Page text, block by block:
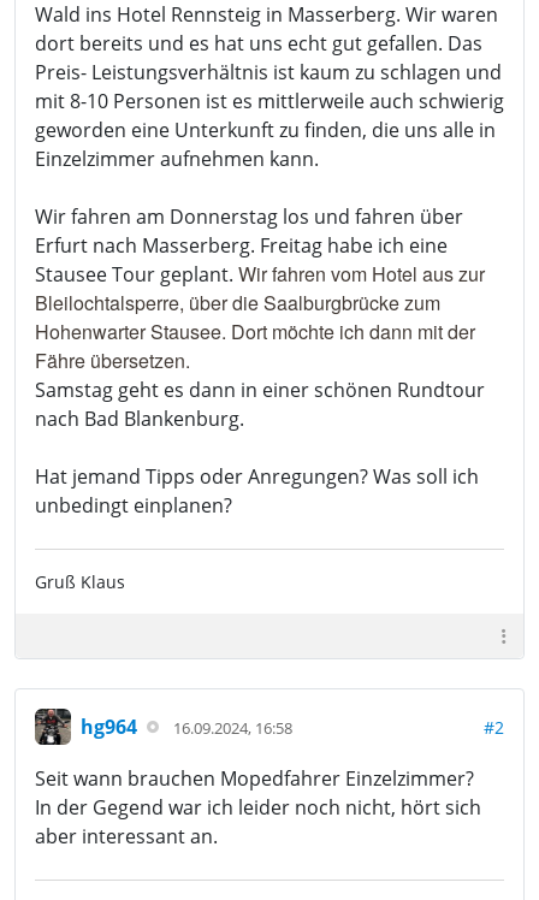
Wald ins Hotel Rennsteig in Masserberg. Wir waren
dort bereits und es hat uns echt gut gefallen. Das
Preis- Leistungsverhältnis ist kaum zu schlagen und
mit 8-10 Personen ist es mittlerweile auch schwierig
geworden eine Unterkunft zu finden, die uns alle in
Einzelzimmer aufnehmen kann.
Wir fahren am Donnerstag los und fahren über
Erfurt nach Masserberg. Freitag habe ich eine
Stausee Tour geplant. Wir fahren vom Hotel aus zur
Bleilochtalsperre, über die Saalburgbrückezum
Hohenwarter Stausee. Dort möchte ich dann mit der
Fähre übersetzen.
Samstag geht es dann in einer schönen Rundtour
nach Bad Blankenburg.
Hat jemand Tipps oder Anregungen? Was soll ich
unbedingt einplanen?
Gruß Klaus
hg964 16.09.2024, 16:58 #2
Seit wann brauchen Mopedfahrer Einzelzimmer?
In der Gegend war ich leider noch nicht, hört sich
aber interessant an.